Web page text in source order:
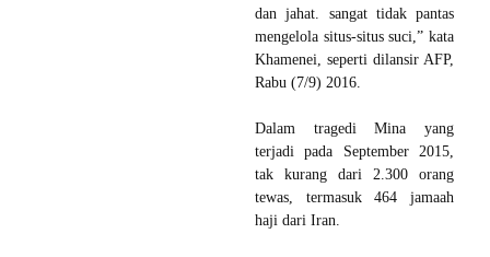
dan jahat. sangat tidak pantas
mengelola situs-situs suci,” kata
Khamenei, seperti dilansir AFP,
Rabu (7/9) 2016.
Dalam tragedi Mina yang
terjadi pada September 2015,
tak kurang dari 2.300 orang
tewas, termasuk 464 jamaah
haji dari Iran.